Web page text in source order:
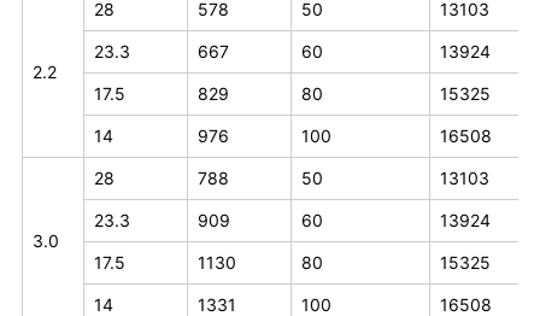
2.2
28 578 50 13103
23.3 667 60 13924
17.5 829 80 15325
14 976 100 16508
3.0
28 788 50 13103
23.3 909 60 13924
17.5 1130 80 15325
14 1331 100 16508